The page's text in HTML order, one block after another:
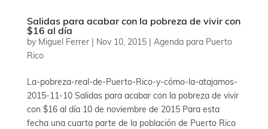
Salidas para acabar con la pobreza de vivir con
$16 al día
by Miguel Ferrer| Nov 10, 2015| Agenda para Puerto
Rico
La-pobreza-real-de-Puerto-Rico-y-cómo-la-atajamos-
2015-11-10 Salidas para acabar con la pobreza de vivir
con $16 al día 10 de noviembre de 2015 Para esta
fecha una cuarta parte de la población de Puerto Rico